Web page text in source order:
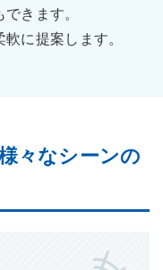
きます。
に提案します。
々なシーンの